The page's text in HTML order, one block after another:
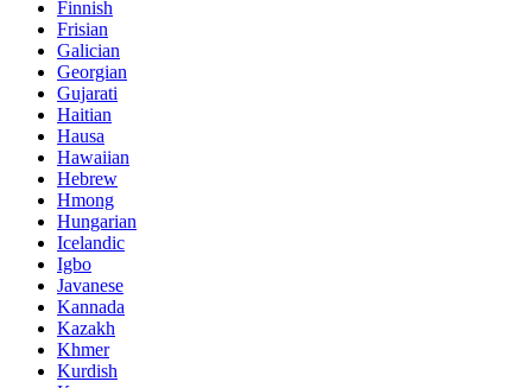
Finnish
Frisian
Galician
Georgian
Gujarati
Haitian
Hausa
Hawaiian
Hebrew
Hmong
Hungarian
Icelandic
Igbo
Javanese
Kannada
Kazakh
Khmer
Kurdish